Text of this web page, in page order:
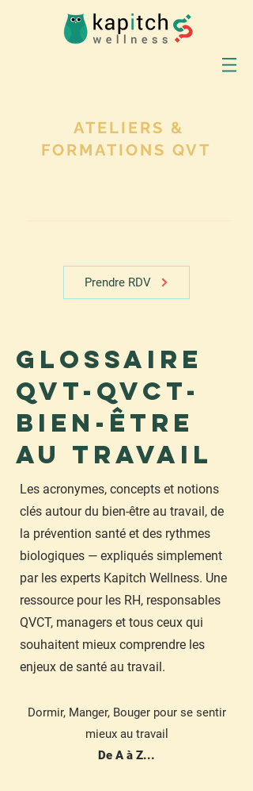
ATELIERS &
FORMATIONS QVT
Prendre RDV
Glossaire
QVT-QVCT-
Bien-être
au travail
​Les acronymes, concepts et notions
clés autour du bien-être au travail, de
la prévention santé et des rythmes
biologiques — expliqués simplement
par les experts Kapitch Wellness. Une
ressource pour les RH, responsables
QVCT, managers et tous ceux qui
souhaitent mieux comprendre les
enjeux de santé au travail.
Dormir, Manger, Bouger pour se sentir
mieux au travail
De A à Z...